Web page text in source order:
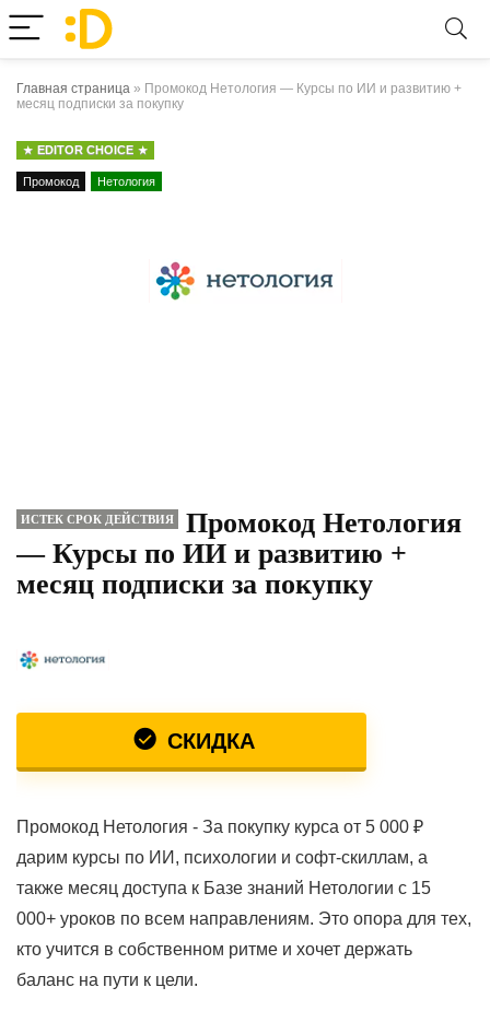
Главная страница » Промокод Нетология — Курсы по ИИ и развитию +
месяц подписки за покупку
EDITOR CHOICE
Промокод Нетология
ИСТЕК СРОК ДЕЙСТВИЯ
Промокод Нетология
— Курсы по ИИ и развитию +
месяц подписки за покупку
СКИДКА
Промокод Нетология - За покупку курса от 5 000 ₽
дарим курсы по ИИ, психологии и софт-скиллам, а
также месяц доступа к Базе знаний Нетологии с 15
000+ уроков по всем направлениям. Это опора для тех,
кто учится в собственном ритме и хочет держать
баланс на пути к цели.